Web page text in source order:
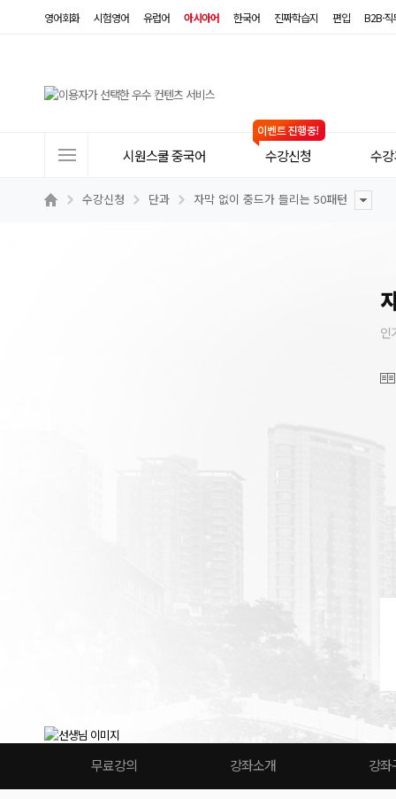
영어회화 시험영어 유럽어 아시아어 한국어 진짜학습지 편입 B2B·
트
시원스쿨 중국어 수강신청 수
수강신청 단과 자막 없이 중드가 들리는 50패턴
인
무료강의 강좌소개 강좌